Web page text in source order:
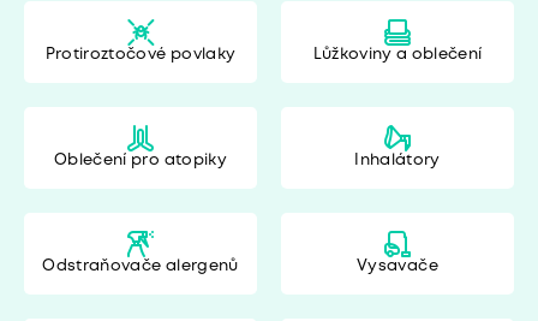
Protiroztočové povlaky Lůžkoviny a oblečení
Oblečení pro atopiky Inhalátory
Odstraňovače alergenů Vysavače